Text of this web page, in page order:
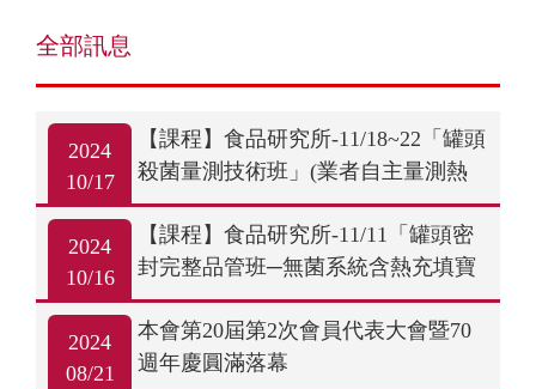
全部訊息
2024
10/17
【課程】食品研究所-11/18~22「罐頭
殺菌量測技術班」(業者自主量測熱
分佈/熱穿透)(新竹)
2024
10/16
【課程】食品研究所-11/11「罐頭密
封完整品管班─無菌系統含熱充填寶
特瓶」(新竹)
2024
08/21
本會第20屆第2次會員代表大會暨70
週年慶圓滿落幕